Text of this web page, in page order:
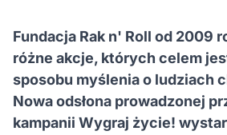
Fundacja Rak n' Roll od 2009
różne akcje, których celem
sposobu myślenia o ludziach
Nowa odsłona prowadzonej
kampanii Wygraj życie!